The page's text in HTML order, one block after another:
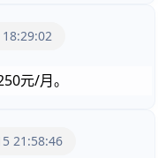
元/月。
21:58:46